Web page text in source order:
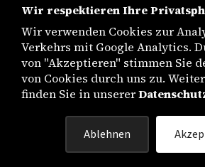
MB-G 037 Kinder aus Jütland
Seite
Wir respektieren Ihre
Wir verwenden Cookies zur
Verkehrs mit Google Analytics.
von "Akzeptieren" stimmen Sie
von Cookies durch uns zu.
finden Sie in unserer
Ablehnen